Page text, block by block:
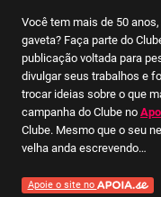
Você tem mais de 50
gaveta? Faça parte do
publicação voltada para
divulgar seus trabalhos e
trocar ideias sobre o que
campanha do Clube no
Clube. Mesmo que o seu
velha anda escrevendo…
Apoie o site no